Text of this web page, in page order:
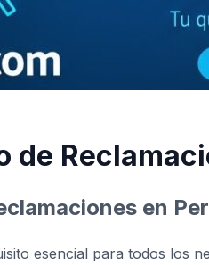
de
en
esencial para todos los